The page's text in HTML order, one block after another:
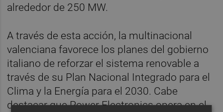
alrededor de 250 MW.
A través de esta acción, la multinacional
valenciana favorece los planes del gobierno
italiano de reforzar el sistema renovable a
través de su Plan Nacional Integrado para el
Clima y la Energía para el 2030. Cabe
destacar que Power Electronics opera en el